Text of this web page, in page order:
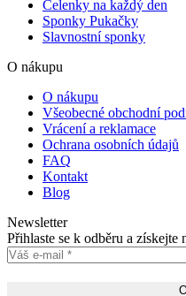
Čelenky na každý den
Sponky Pukačky
Slavnostní sponky
O nákupu
O nákupu
Všeobecné obchodní
Vrácení a reklamace
Ochrana osobních údajů
FAQ
Kontakt
Blog
Newsletter
Přihlaste se k odběru a